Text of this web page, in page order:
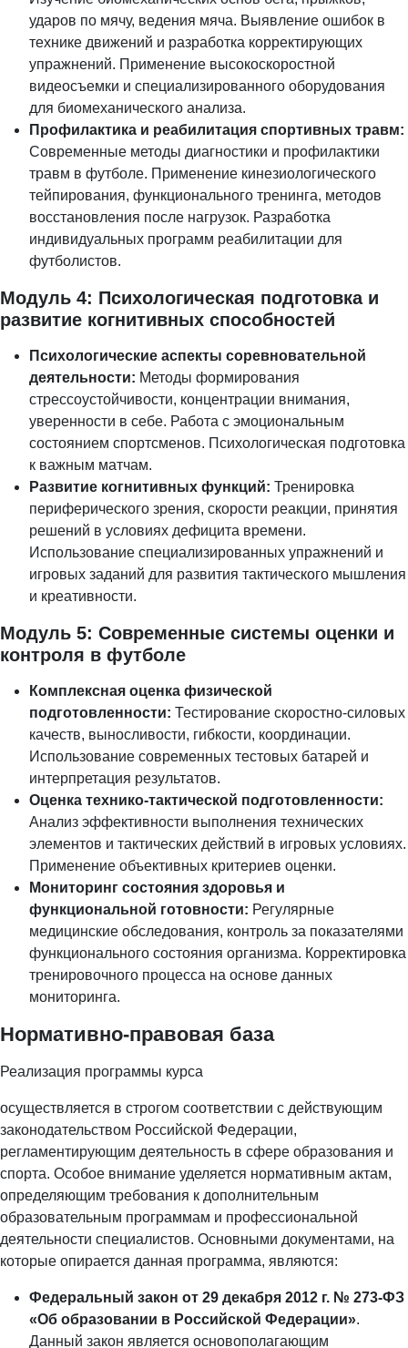
ударов по мячу, ведения мяча. Выявление ошибок в
технике движений и разработка корректирующих
упражнений. Применение высокоскоростной
видеосъемки и специализированного оборудования
для биомеханического анализа.
Профилактика и реабилитация спортивных травм:
Современные методы диагностики и профилактики
травм в футболе. Применение кинезиологического
тейпирования, функционального тренинга, методов
восстановления после нагрузок. Разработка
индивидуальных программ реабилитации для
футболистов.
Модуль 4: Психологическая подготовка и
развитие когнитивных способностей
Психологические аспекты соревновательной
деятельности: Методы формирования
стрессоустойчивости, концентрации внимания,
уверенности в себе. Работа с эмоциональным
состоянием спортсменов. Психологическая подготовка
к важным матчам.
Развитие когнитивных функций: Тренировка
периферического зрения, скорости реакции, принятия
решений в условиях дефицита времени.
Использование специализированных упражнений и
игровых заданий для развития тактического мышления
и креативности.
Модуль 5: Современные системы оценки и
контроля в футболе
Комплексная оценка физической
подготовленности: Тестирование скоростно-силовых
качеств, выносливости, гибкости, координации.
Использование современных тестовых батарей и
интерпретация результатов.
Оценка технико-тактической подготовленности:
Анализ эффективности выполнения технических
элементов и тактических действий в игровых условиях.
Применение объективных критериев оценки.
Мониторинг состояния здоровья и
функциональной готовности: Регулярные
медицинские обследования, контроль за показателями
функционального состояния организма. Корректировка
тренировочного процесса на основе данных
мониторинга.
Нормативно-правовая база
Реализация программы курса
осуществляется в строгом соответствии с действующим
законодательством Российской Федерации,
регламентирующим деятельность в сфере образования и
спорта. Особое внимание уделяется нормативным актам,
определяющим требования к дополнительным
образовательным программам и профессиональной
деятельности специалистов. Основными документами, на
которые опирается данная программа, являются:
Федеральный закон от 29 декабря 2012 г. № 273-ФЗ
«Об образовании в Российской Федерации».
Данный закон является основополагающим